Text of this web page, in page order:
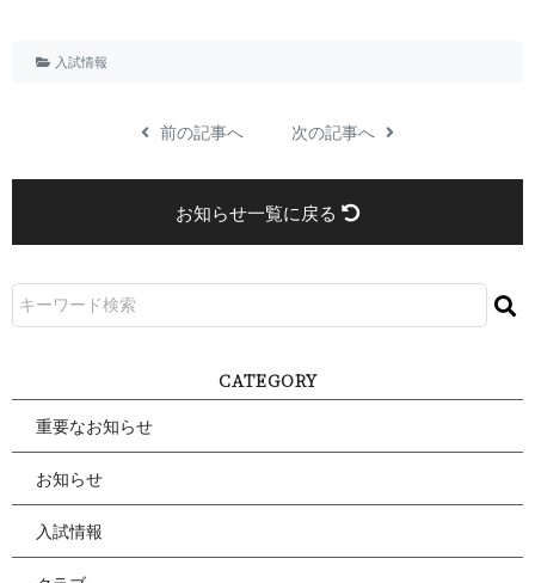
入試情報
前の記事へ 次の記事へ
お知らせ一覧に戻る
CATEGORY
重要なお知らせ
お知らせ
入試情報